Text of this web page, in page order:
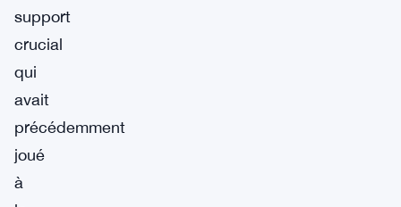
support
crucial
qui
avait
précédemment
joué
à